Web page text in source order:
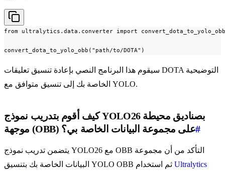
from ultralytics.data.converter import convert_dota_to_yolo_obb
convert_dota_to_yolo_obb("path/to/DOTA")
سيقوم هذا البرنامج النصي بإعادة تنسيق تعليقات DOTA التوضيحية
الخاصة بك إلى تنسيق متوافق مع YOLO.
كيف أقوم بتدريب نموذج YOLO26 بصناديق محيطة
موجهة (OBB) على مجموعة البيانات الخاصة بي؟#
يتضمن تدريب نموذج YOLO26 مع OBB التأكد من أن مجموعة
Ultralytics